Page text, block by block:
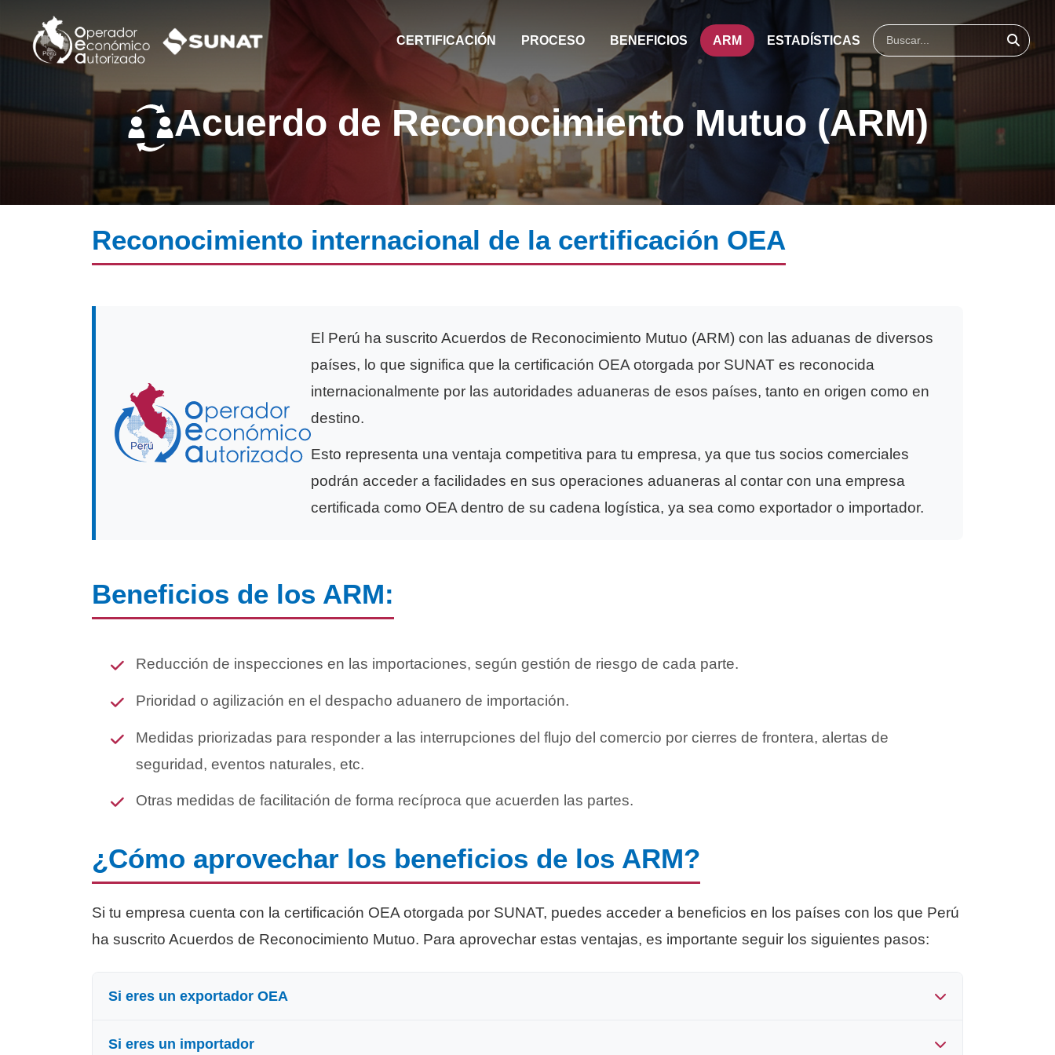
CERTIFICACIÓN PROCESO BENEFICIOS ARM ESTADÍSTICAS
Acuerdo de Reconocimiento Mutuo (ARM)
Reconocimiento internacional de la certificación OEA
El Perú ha suscrito Acuerdos de Reconocimiento Mutuo (ARM) con las aduanas de diversos
países, lo que significa que la certificación OEA otorgada por SUNAT es reconocida
internacionalmente por las autoridades aduaneras de esos países, tanto en origen como en
destino.
Esto representa una ventaja competitiva para tu empresa, ya que tus socios comerciales
podrán acceder a facilidades en sus operaciones aduaneras al contar con una empresa
certificada como OEA dentro de su cadena logística, ya sea como exportador o importador.
Beneficios de los ARM:
Reducción de inspecciones en las importaciones, según gestión de riesgo de cada parte.
Prioridad o agilización en el despacho aduanero de importación.
Medidas priorizadas para responder a las interrupciones del flujo del comercio por cierres de frontera, alertas de
seguridad, eventos naturales, etc.
Otras medidas de facilitación de forma recíproca que acuerden las partes.
¿Cómo aprovechar los beneficios de los ARM?
Si tu empresa cuenta con la certificación OEA otorgada por SUNAT, puedes acceder a beneficios en los países con los que Perú
ha suscrito Acuerdos de Reconocimiento Mutuo. Para aprovechar estas ventajas, es importante seguir los siguientes pasos:
Si eres un exportador OEA
Debes informar a tu socio comercial en el país de destino (empresa importadora) el código TIN asignado por SUNAT. Este
Si eres un importador